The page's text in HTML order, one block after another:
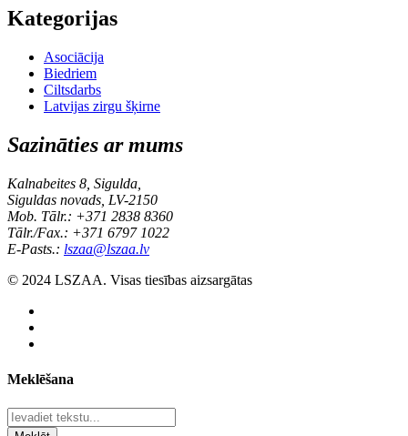
Kategorijas
Asociācija
Biedriem
Ciltsdarbs
Latvijas zirgu šķirne
Sazināties ar mums
Kalnabeites 8, Sigulda,
Siguldas novads, LV-2150
Mob. Tālr.: +371 2838 8360
Tālr./Fax.: +371 6797 1022
E-Pasts.: lszaa@lszaa.lv
© 2024 LSZAA. Visas tiesības aizsargātas
Meklēšana